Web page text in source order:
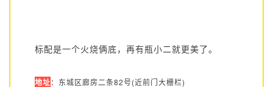
标配是一个火烧俩底，再有瓶小二就更美了。
地址：东城区廊房二条82号(近前门大栅栏)